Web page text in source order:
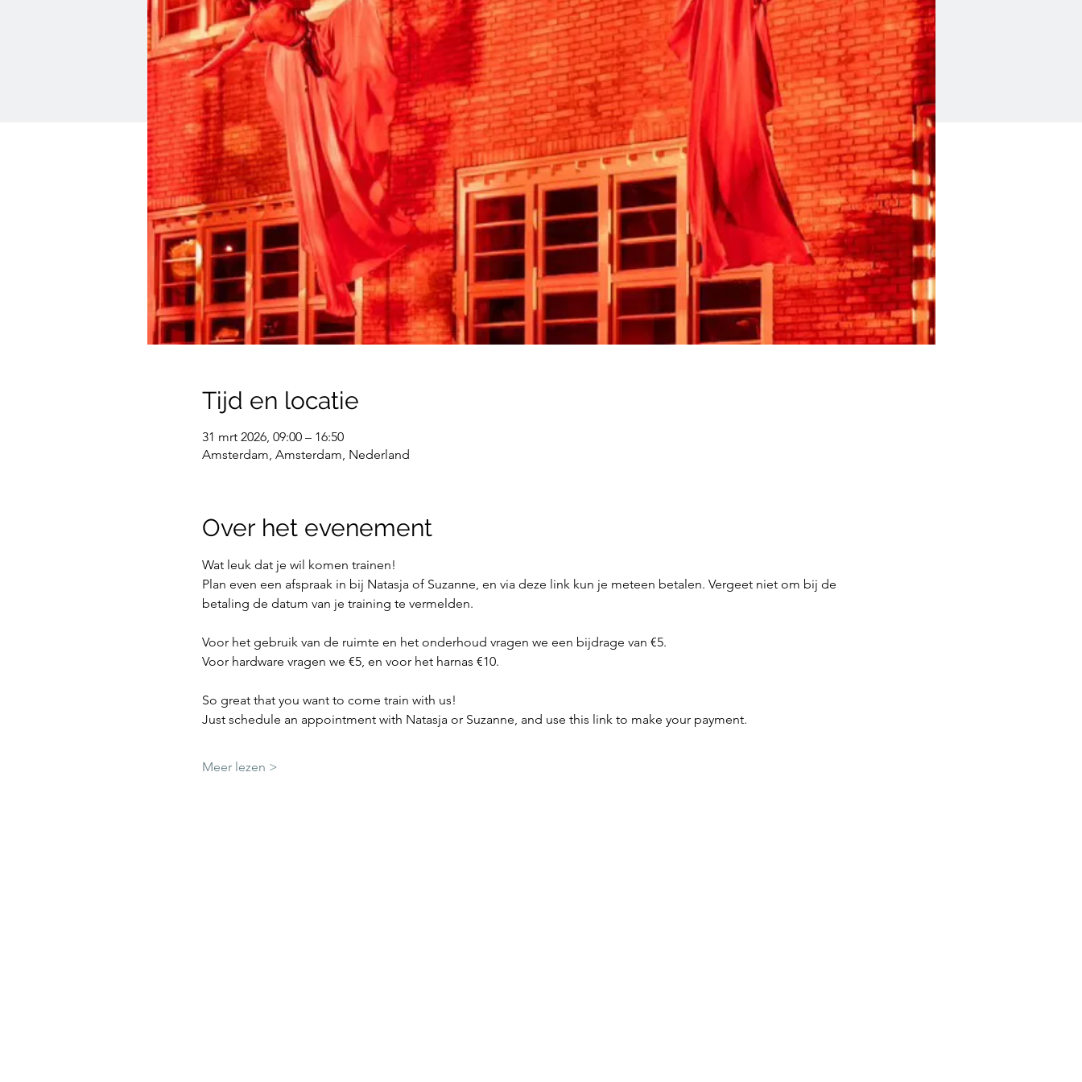
Tijd en locatie
31 mrt 2026, 09:00 – 16:50
Amsterdam, Amsterdam, Nederland
Over het evenement
Wat leuk dat je wil komen trainen!
Plan even een afspraak in bij Natasja of Suzanne, en via deze link kun je meteen betalen. Vergeet niet om bij de
betaling de datum van je training te vermelden.
Voor het gebruik van de ruimte en het onderhoud vragen we een bijdrage van €5.
Voor hardware vragen we €5, en voor het harnas €10.
So great that you want to come train with us!
Just schedule an appointment with Natasja or Suzanne, and use this link to make your payment.
Meer lezen >